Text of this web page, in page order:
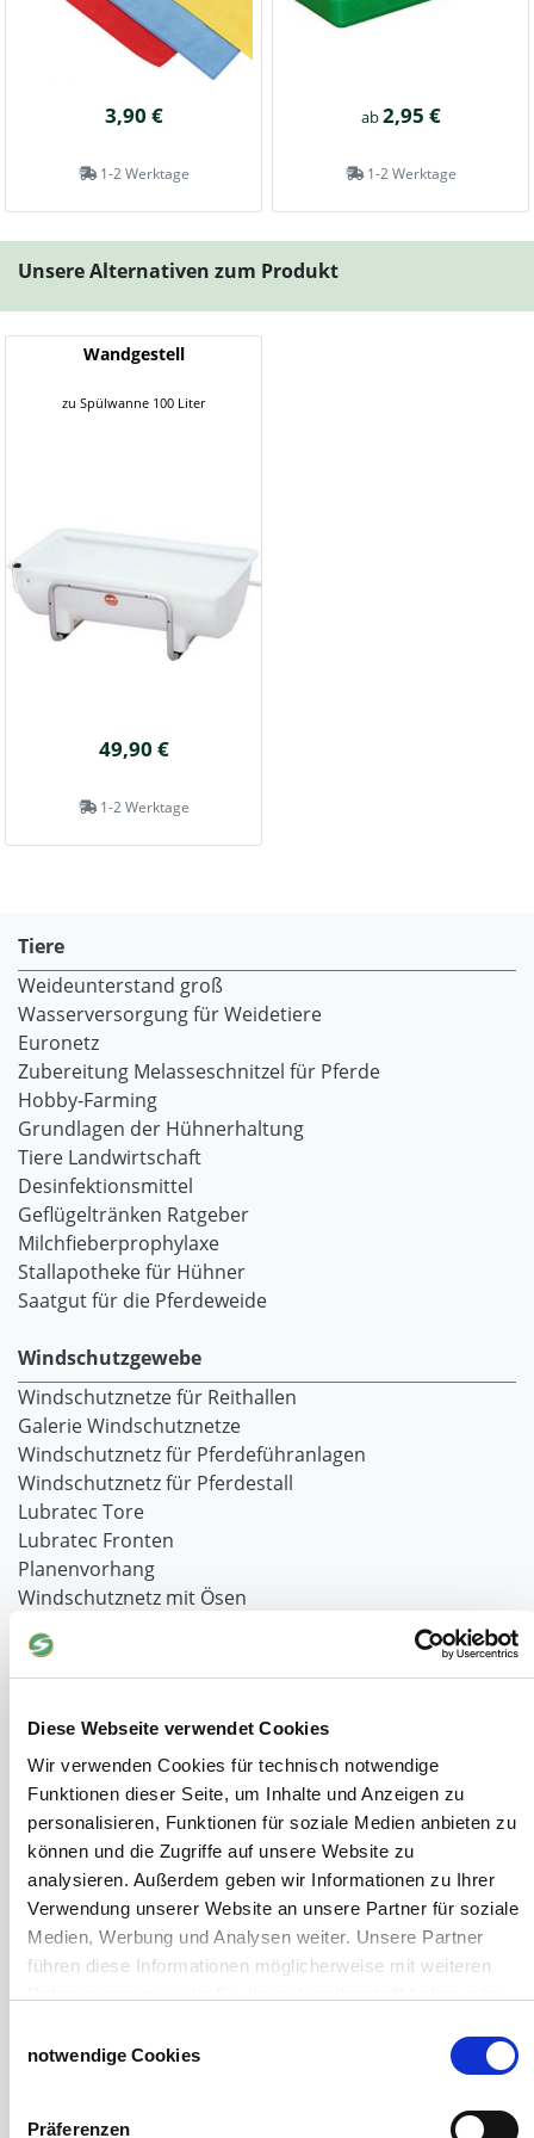
Diese Webseite verwendet Cookies
Wir verwenden Cookies für technisch notwendige
Funktionen dieser Seite, um Inhalte und Anzeigen zu
personalisieren, Funktionen für soziale Medien anbieten zu
können und die Zugriffe auf unsere Website zu
analysieren. Außerdem geben wir Informationen zu Ihrer
Verwendung unserer Website an unsere Partner für soziale
Medien, Werbung und Analysen weiter. Unsere Partner
führen diese Informationen möglicherweise mit weiteren
haben.
notwendige Cookies
Präferenzen
3,90 €
1-2 Werktage
ab2,95 €
1-2 Werktage
Unsere Alternativen zum Produkt
Wandgestell
zu Spülwanne 100 Liter
49,90 €
1-2 Werktage
Tiere
Weideunterstand groß
Wasserversorgung für Weidetiere
Euronetz
Zubereitung Melasseschnitzel für Pferde
Hobby-Farming
Grundlagen der Hühnerhaltung
Tiere Landwirtschaft
Desinfektionsmittel
Geflügeltränken Ratgeber
Milchfieberprophylaxe
Stallapotheke für Hühner
Saatgut für die Pferdeweide
Windschutzgewebe
Windschutznetze für Reithallen
Galerie Windschutznetze
Windschutznetz für Pferdeführanlagen
Windschutznetz für Pferdestall
Lubratec Tore
Lubratec Fronten
Planenvorhang
Windschutznetz mit Ösen
Windschutznetz mit Keder
PVC Lamellen für Pferdeställe
Windschutznetz Meterware
Schiebevorhang
Windnetzrecher
SIMAtex-Windschutznetze
Windschutznetze für Carports und Terrassen
Hof- und Stall
Schiebetor über Eck selber bauen
Planenhauben für Unterstände
Hofbedarf
Schiebetorsets
Windschutz Schiebetor
FAQ Schiebetorbau